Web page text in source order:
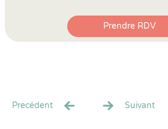
Prendre RDV
Precédent Suivant